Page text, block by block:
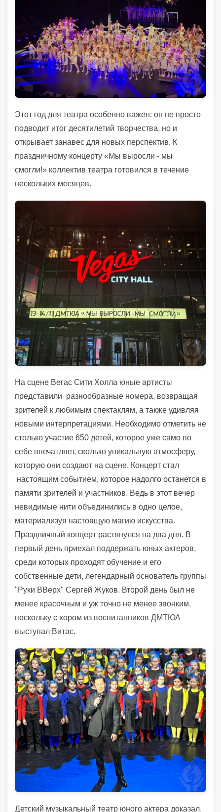
Этот год для театра особенно важен: он не просто
подводит итог десятилетий творчества, но и
открывает занавес для новых перспектив. К
праздничному концерту «Мы выросли - мы
смогли!» коллектив театра готовился в течение
нескольких месяцев.
На сцене Вегас Сити Холла юные артисты
представили разнообразные номера, возвращая
зрителей к любимым спектаклям, а также удивляя
новыми интерпретациями. Необходимо отметить не
столько участие 650 детей, которое уже само по
себе впечатляет, сколько уникальную атмосферу,
которую они создают на сцене. Концерт стал
настоящим событием, которое надолго останется в
памяти зрителей и участников. Ведь в этот вечер
невидимые нити объединились в одно целое,
материализуя настоящую магию искусства.
Праздничный концерт растянулся на два дня. В
первый день приехал поддержать юных актеров,
среди которых проходят обучение и его
собственные дети, легендарный основатель группы
"Руки ВВерх" Сергей Жуков. Второй день был не
менее красочным и уж точно не менее звонким,
поскольку с хором из воспитанников ДМТЮА
выступал Витас.
Детский музыкальный театр юного актера доказал,